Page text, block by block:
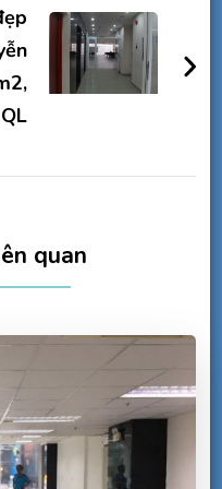
quan